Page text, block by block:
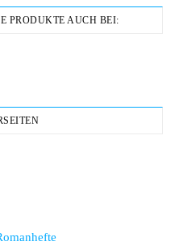
PRODUKTE AUCH BEI: